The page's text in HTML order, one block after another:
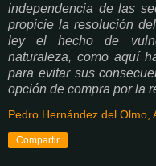
independencia de las
propicie la resolución
ley el hecho de
naturaleza, como aquí
para evitar sus
opción de compra por la
Pedro Hernández del Olmo,
Compartir